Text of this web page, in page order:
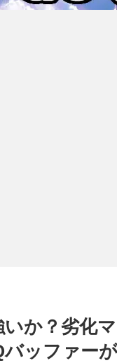
か？劣化
ファーが